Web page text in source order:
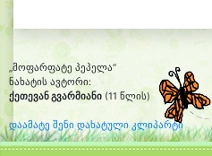
„მოფარფატე პეპელა“
ნახატის ავტორი:
ქეთევან გვარმიანი (11 წლის)
დაამატე შენი დახატული კლიპარტი